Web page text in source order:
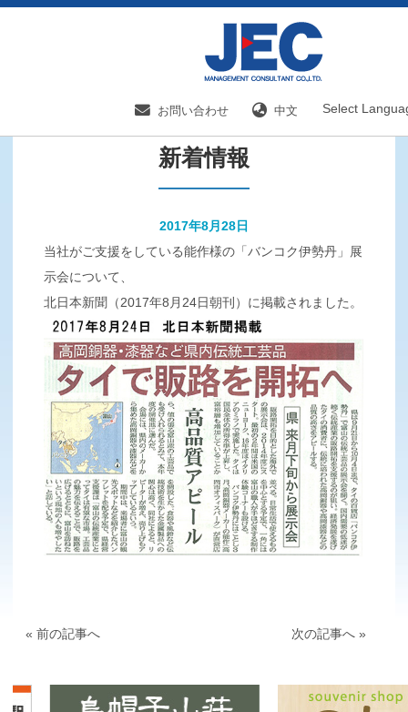
お問い合わせ 中文 Select
新着情報
新着情報
2017年8月28日
当社がご支援をしている能作様の「バンコク伊勢丹」展
示会について、
北日本新聞（2017年8月24日朝刊）に掲載されました。
« 前の記事へ 次の記事へ »